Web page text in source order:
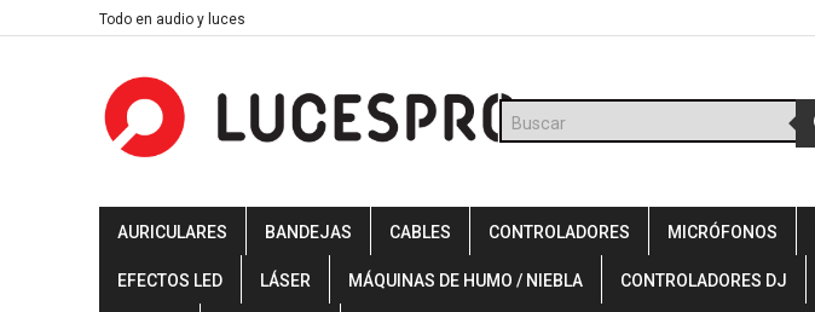
to
Todo en audio y luces
Búsqueda
de
productos
AURICULARES BANDEJAS CABLES CONTROLADORES MICRÓFONOS
EFECTOS LED LÁSER MÁQUINAS DE HUMO / NIEBLA CONTROLADORES DJ